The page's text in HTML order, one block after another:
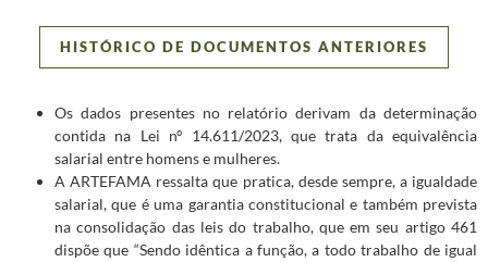
HISTÓRICO DE DOCUMENTOS ANTERIORES
Os dados presentes no relatório derivam da determinação
contida na Lei nº 14.611/2023, que trata da equivalência
salarial entre homens e mulheres.
A ARTEFAMA ressalta que pratica, desde sempre, a igualdade
salarial, que é uma garantia constitucional e também prevista
na consolidação das leis do trabalho, que em seu artigo 461
dispõe que “Sendo idêntica a função, a todo trabalho de igual